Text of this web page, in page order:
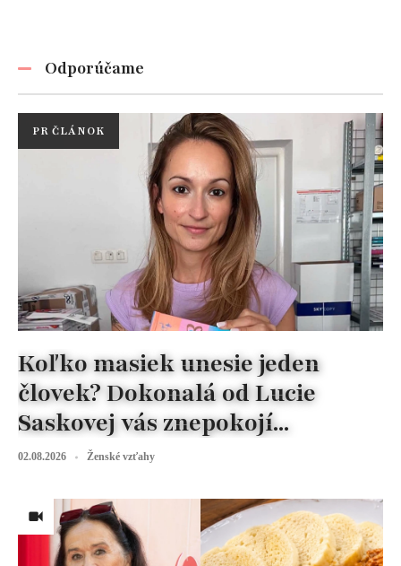
Odporúčame
PR ČLÁNOK
Koľko masiek unesie jeden
človek? Dokonalá od Lucie
Saskovej vás znepokojí...
02.08.2026 Ženské vzťahy